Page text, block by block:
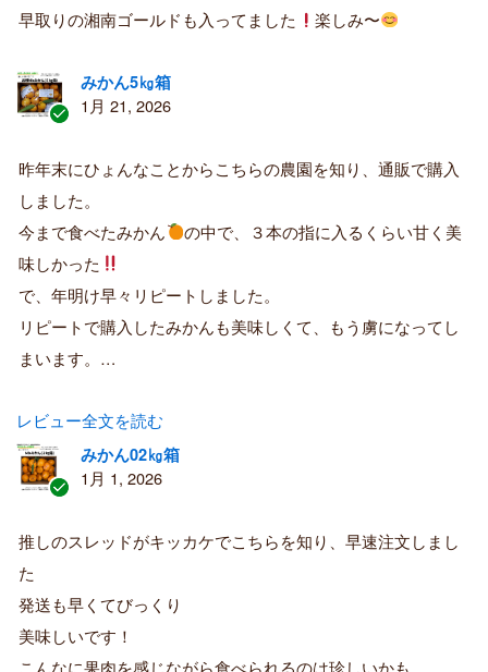
早取りの湘南ゴールドも入ってました
楽しみ〜
証
済
み
購
者
みかん5㎏箱
1月 21, 2026
昨年末にひょんなことからこちらの農園を知り、通販で購入
しました。
今まで食べたみかん
の中で、３本の指に入るくらい甘く美
味しかった
で、年明け早々リピートしました。
リピートで購入したみかんも美味しくて、もう虜になってし
まいます。…
レビュー全文を読む
証
済
購
者
みかん02㎏箱
1月 1, 2026
推しのスレッドがキッカケでこちらを知り、早速注文しまし
た
発送も早くてびっくり
美味しいです！